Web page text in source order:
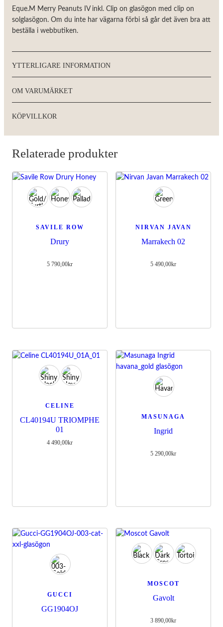
Eque.M Merry Peanuts IV inkl. Clip on glasögon med clip on
solglasögon. Om du inte har vägarna förbi så går det även bra att
beställa i webbutiken.
YTTERLIGARE INFORMATION
OM VARUMÄRKET
KÖPVILLKOR
Relaterade produkter
SAVILE ROW
Drury
5 790,00kr
NIRVAN JAVAN
Marrakech 02
5 490,00kr
CELINE
CL40194U TRIOMPHE
01
4 490,00kr
MASUNAGA
Ingrid
5 290,00kr
GUCCI
GG1904OJ
MOSCOT
Gavolt
3 890,00kr
besök. Om
du nekar de
här kakorna
kommer viss
hemsidan.
Genom att dela
med dig av dina
att få se
anpassat innehåll
och erbjudanden.